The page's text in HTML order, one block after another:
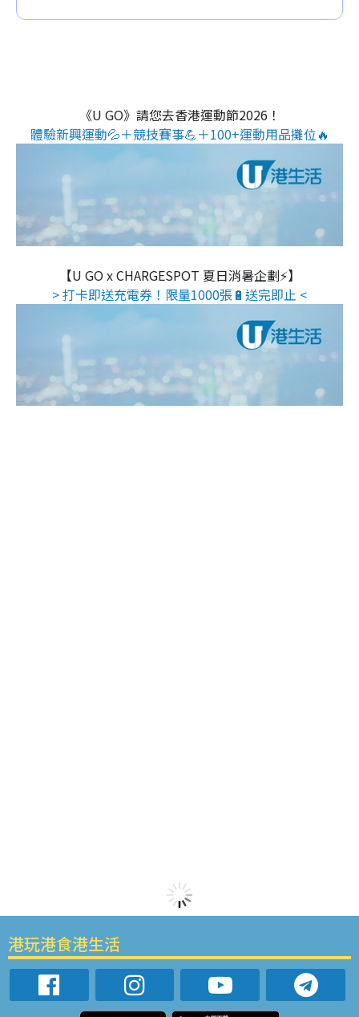
《U GO》請您去香港運動節2026！
體驗新興運動💦＋競技賽事💪＋100+運動用品攤位🔥
【U GO x CHARGESPOT 夏日消暑企劃⚡】
> 打卡即送充電券！限量1000張🔋送完即止 <
港玩港食港生活